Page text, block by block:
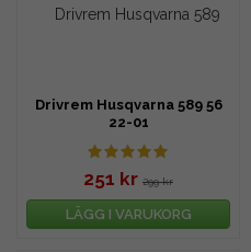
Drivrem Husqvarna 589 56
22-01
251 kr 299 kr
LÄGG I VARUKORG